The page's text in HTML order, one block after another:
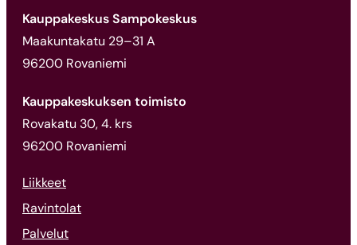
Kauppakeskus Sampokeskus
Maakuntakatu 29–31 A
96200 Rovaniemi
Kauppakeskuksen toimisto
Rovakatu 30, 4. krs
96200 Rovaniemi
Liikkeet
Ravintolat
Palvelut